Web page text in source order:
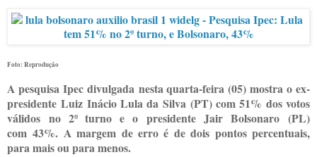
Foto: Reprodução
A pesquisa Ipec divulgada nesta quarta-feira (05) mostra o ex-
presidente Luiz Inácio Lula da Silva (PT) com 51% dos votos
válidos no 2º turno e o presidente Jair Bolsonaro (PL)
com 43%. A margem de erro é de dois pontos percentuais,
para mais ou para menos.